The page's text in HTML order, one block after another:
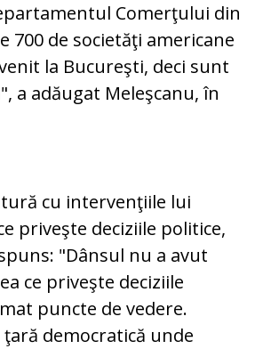
Comerţului din
700 de societăţi americane
la Bucureşti, deci sunt
a adăugat Meleşcanu, în
cu intervenţiile lui
priveşte deciziile politice,
"Dânsul nu a avut
ce priveşte deciziile
puncte de vedere.
ţară democratică unde